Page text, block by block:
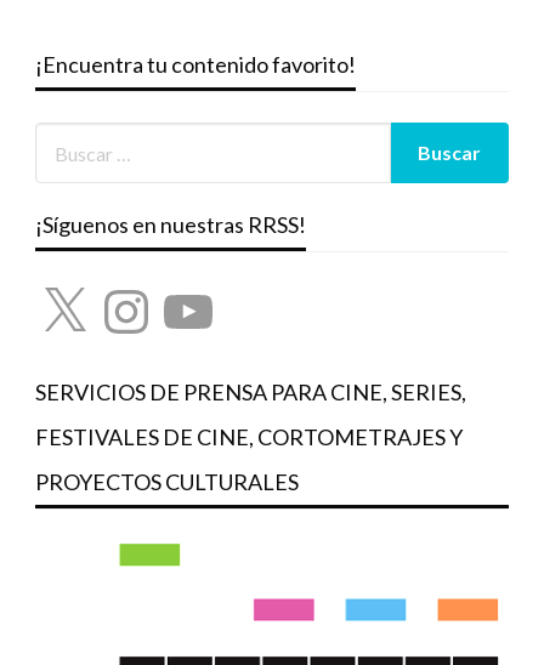
¡Encuentra tu contenido favorito!
¡Síguenos en nuestras RRSS!
X InstagramYouTube
SERVICIOS DE PRENSA PARA CINE, SERIES,
FESTIVALES DE CINE, CORTOMETRAJES Y
PROYECTOS CULTURALES